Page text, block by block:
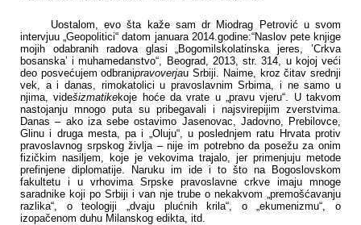
Uostalom, evo šta kaže sam dr Miodrag Petrović u svom
intervjuu „Geopolitici“ datom januara 2014.godine:“Naslov pete knjige
mojih odabranih radova glasi „Bogomilskolatinska jeres, ’Crkva
bosanska’ i muhamedanstvo“, Beograd, 2013, str. 314, u kojoj veći
deo posvećujem odbranipravoverjau Srbiji. Naime, kroz čitav srednji
vek, a i danas, rimokatolici u pravoslavnim Srbima, i ne samo u
njima, videšizmatikekoje hoće da vrate u „pravu vjeru“. U takvom
nastojanju mnogo puta su pribegavali i najsvirepijim zverstvima.
Danas – ako iza sebe ostavimo Jasenovac, Jadovno, Prebilovce,
Glinu i druga mesta, pa i „Oluju“, u poslednjem ratu Hrvata protiv
pravoslavnog srpskog življa – nije im potrebno da posežu za onim
fizičkim nasiljem, koje je vekovima trajalo, jer primenjuju metode
prefinjene diplomatije. Naruku im ide i to što na Bogoslovskom
fakultetu i u vrhovima Srpske pravoslavne crkve imaju mnoge
saradnike koji po Srbiji i van nje trube o nekakvom „premošćavanju
razlika“, o teologiji „dvaju plućnih krila“, o „ekumenizmu“, o
izopačenom duhu Milanskog edikta, itd.